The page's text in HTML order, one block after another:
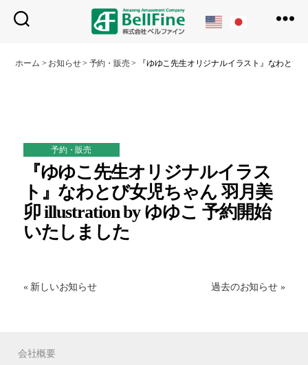
フ
ホーム > お知らせ> 予約・販売> 『ゆゆこ先生オリジナルイラスト』なわとび
予約・販売
『ゆゆこ先生オリジナルイラス
ト』なわとび女児ちゃん 羽月美
卯 illustration by ゆゆこ 予約開始
いたしました
« 新しいお知らせ 過去のお知らせ »
会社概要